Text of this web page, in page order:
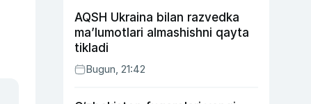
AQSH Ukraina bilan razvedka
ma’lumotlari almashishni qayta
tikladi
Bugun, 21:42